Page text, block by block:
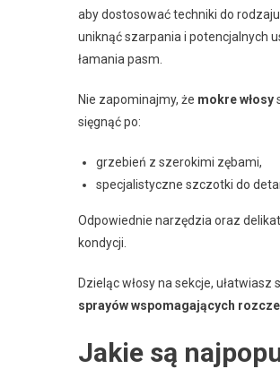
aby dostosować techniki do
uniknąć szarpania i potencjalnych
łamania pasm.
Nie zapominajmy, że mokre włosy
sięgnąć po:
grzebień z szerokimi zębami,
specjalistyczne szczotki do
Odpowiednie narzędzia oraz
kondycji.
Dzieląc włosy na sekcje,
sprayów wspomagających
Jakie są